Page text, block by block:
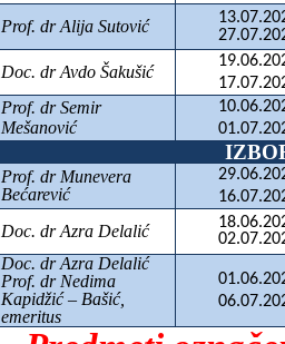
Prof. dr Alija Sutović
Doc. dr Avdo Šakušić
Prof. dr Semir
Mešanović
Prof. dr Munevera
Bećarević
Doc. dr Azra Delalić
Doc. dr Azra Delalić
Prof. dr Nedima
Kapidžić – Bašić,
emeritus